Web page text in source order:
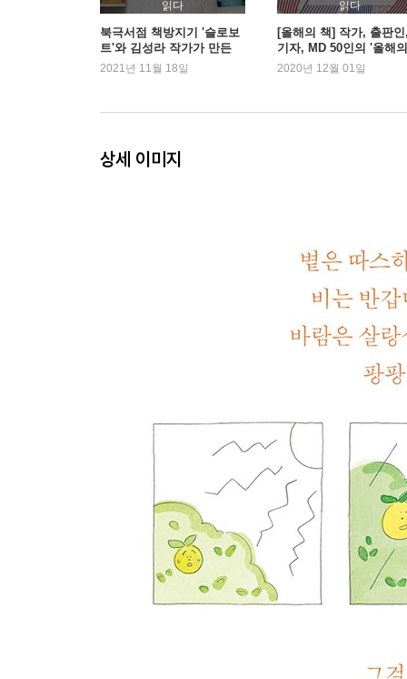
읽다
북극서점 책방지기 '슬로보
트'와 김성라 작가가 만든
책
2021년 11월 18일
읽다
[올해의 책] 작가, 출판
기자, MD 50인의 '올해의
책'
2020년 12월 01일
상세 이미지